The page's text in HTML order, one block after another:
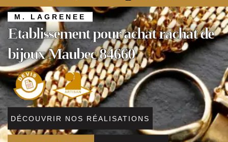
M. LAGRENEE
Etablissement pour achat rachat de
bijoux Maubec 84660
DÉCOUVRIR NOS RÉALISATIONS